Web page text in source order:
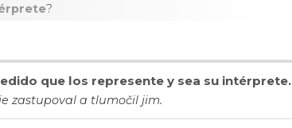
?
que los represente y sea su intérprete.
zastupoval a tlumočil jim.